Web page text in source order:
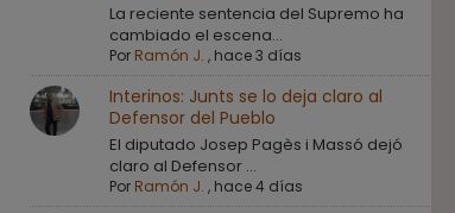
La reciente sentencia del Supremo ha
cambiado el escena...
Por Ramón J. , hace 3 días
Interinos: Junts se lo deja claro al
Defensor del Pueblo
El diputado Josep Pagès i Massó dejó
claro al Defensor ...
Por Ramón J. , hace 4 días